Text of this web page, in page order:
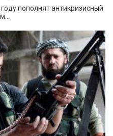
пополнят антикризисный